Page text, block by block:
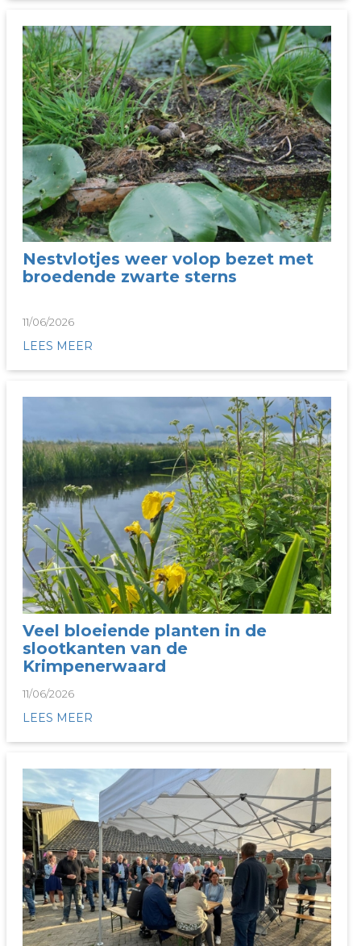
Nestvlotjes weer volop bezet met
broedende zwarte sterns
11/06/2026
LEES MEER
Veel bloeiende planten in de
slootkanten van de
Krimpenerwaard
11/06/2026
LEES MEER